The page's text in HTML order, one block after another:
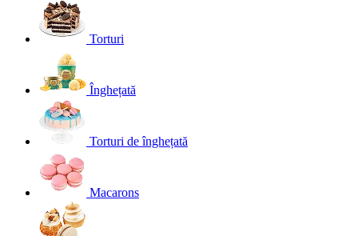
Torturi
Înghețată
Torturi de înghețată
Macarons